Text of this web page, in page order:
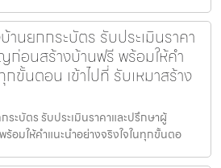
านยกกระบัตร รับประเมินราคา
ก่อนสร้างบ้านฟรี พร้อมให้คำ
กขั้นตอน เข้าไปที่ รับเหมาสร้าง
ะบัตร รับประเมินราคาและปรึกษาผู้
อมให้คำแนะนำอย่างจริงใจในทุกขั้นตอ